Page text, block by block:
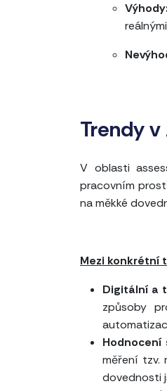
Výhody:
Trendy
V oblasti
pracovním
na měkké
Mezi konkrétní
Digitální a
způsoby
Hodnocení
měření tzv.
dovednosti